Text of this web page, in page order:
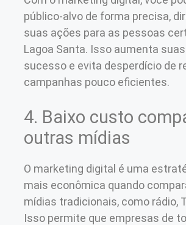
público-alvo de forma precisa,
suas ações para as pessoas
Lagoa Santa. Isso aumenta
sucesso e evita desperdício de
campanhas pouco eficientes.
4. Baixo custo
outras mídias
O marketing digital é uma
mais econômica quando
mídias tradicionais, como rádio,
Isso permite que empresas de